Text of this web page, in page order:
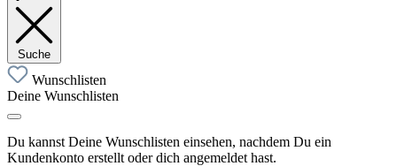
Suche
Wunschlisten
Deine Wunschlisten
Du kannst Deine Wunschlisten einsehen, nachdem Du ein
Kundenkonto erstellt oder dich angemeldet hast.